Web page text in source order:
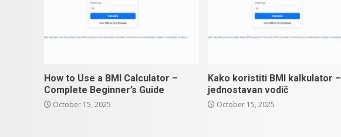
How to Use a BMI Calculator –
Complete Beginner’s Guide
October 15, 2025
Kako koristiti BMI kalkulator –
jednostavan vodič
October 15, 2025